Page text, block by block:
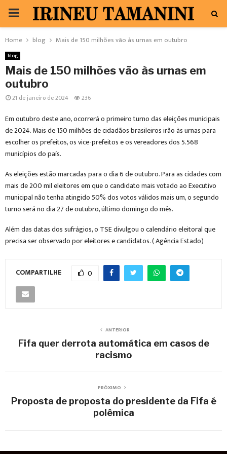
PRIMARY
MENU
Home blog Mais de 150 milhões vão às urnas em outubro
blog
Mais de 150 milhões vão às urnas em
outubro
21 de janeiro de 2024 236
Em outubro deste ano, ocorrerá o primeiro turno das eleições municipais
de 2024. Mais de 150 milhões de cidadãos brasileiros irão às urnas para
escolher os prefeitos, os vice-prefeitos e os vereadores dos 5.568
municípios do país.
As eleições estão marcadas para o dia 6 de outubro. Para as cidades com
mais de 200 mil eleitores em que o candidato mais votado ao Executivo
municipal não tenha atingido 50% dos votos válidos mais um, o segundo
turno será no dia 27 de outubro, último domingo do mês.
Além das datas dos sufrágios, o TSE divulgou o calendário eleitoral que
precisa ser observado por eleitores e candidatos. ( Agência Estado)
COMPARTILHE 0
ANTERIOR
Fifa quer derrota automática em casos de
racismo
PRÓXIMO
Proposta de proposta do presidente da Fifa é
polêmica